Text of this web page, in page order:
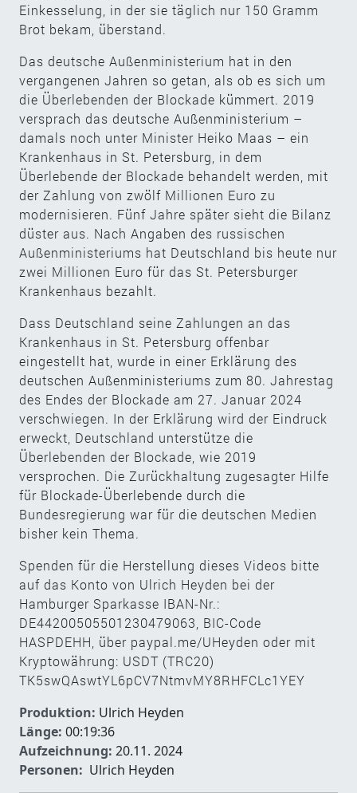
Einkesselung, in der sie täglich nur 150 Gramm
Brot bekam, überstand.
Das deutsche Außenministerium hat in den
vergangenen Jahren so getan, als ob es sich um
die Überlebenden der Blockade kümmert. 2019
versprach das deutsche Außenministerium –
damals noch unter Minister Heiko Maas – ein
Krankenhaus in St. Petersburg, in dem
Überlebende der Blockade behandelt werden, mit
der Zahlung von zwölf Millionen Euro zu
modernisieren. Fünf Jahre später sieht die Bilanz
düster aus. Nach Angaben des russischen
Außenministeriums hat Deutschland bis heute nur
zwei Millionen Euro für das St. Petersburger
Krankenhaus bezahlt.
Dass Deutschland seine Zahlungen an das
Krankenhaus in St. Petersburg offenbar
eingestellt hat, wurde in einer Erklärung des
deutschen Außenministeriums zum 80. Jahrestag
des Endes der Blockade am 27. Januar 2024
verschwiegen. In der Erklärung wird der Eindruck
erweckt, Deutschland unterstütze die
Überlebenden der Blockade, wie 2019
versprochen. Die Zurückhaltung zugesagter Hilfe
für Blockade-Überlebende durch die
Bundesregierung war für die deutschen Medien
bisher kein Thema.
Spenden für die Herstellung dieses Videos bitte
auf das Konto von Ulrich Heyden bei der
Hamburger Sparkasse IBAN-Nr.:
DE44200505501230479063, BIC-Code
HASPDEHH, über paypal.me/UHeyden oder mit
Kryptowährung: USDT (TRC20)
TK5swQAswtYL6pCV7NtmvMY8RHFCLc1YEY
Produktion: Ulrich Heyden
Länge: 00:19:36
Aufzeichnung: 20.11. 2024
Personen: Ulrich Heyden